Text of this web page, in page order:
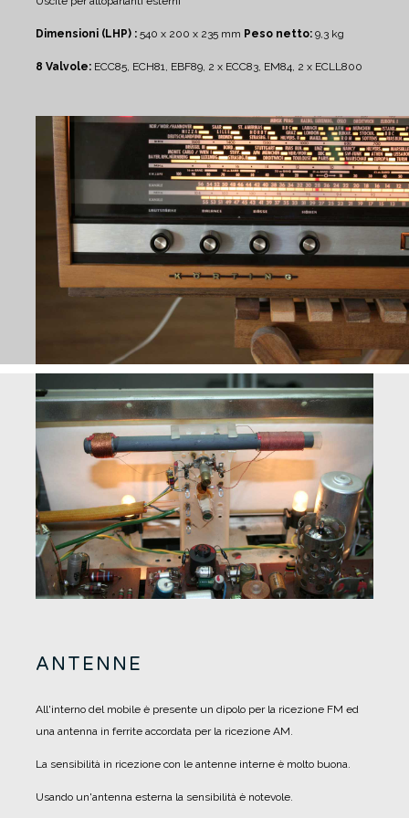
Dimensioni (LHP) : 540 x 200 x 235 mm Peso netto: 9,3 kg
8 Valvole: ECC85, ECH81, EBF89, 2 x ECC83, EM84, 2 x ECLL800
ANTENNE
All'interno del mobile è presente un dipolo per la ricezione FM ed
una antenna in ferrite accordata per la ricezione AM.
La sensibilità in ricezione con le antenne interne è molto buona.
Usando un'antenna esterna la sensibilità è notevole.